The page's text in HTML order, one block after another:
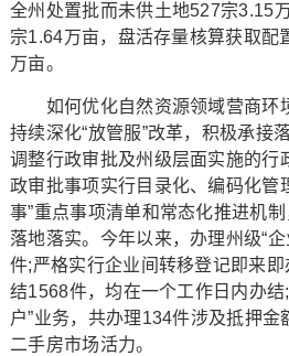
全州处置批而未供土地527宗3.15
宗1.64万亩，盘活存量核算获取配
万亩。
如何优化自然资源领域营商环
持续深化“放管服”改革，积极承接
调整行政审批及州级层面实施的行
政审批事项实行目录化、编码化管
事”重点事项清单和常态化推进机
落地落实。今年以来，办理州级“
件;严格实行企业间转移登记即来
结1568件，均在一个工作日内办结
户”业务，共办理134件涉及抵押
二手房市场活力。